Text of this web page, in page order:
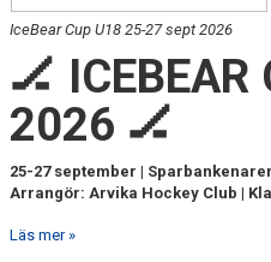
IceBear Cup U18 25-27 sept 2026
🏒 ICEBEAR
2026 🏒
25-27 september |
Arrangör: Arvika Hockey Club |
Läs mer »